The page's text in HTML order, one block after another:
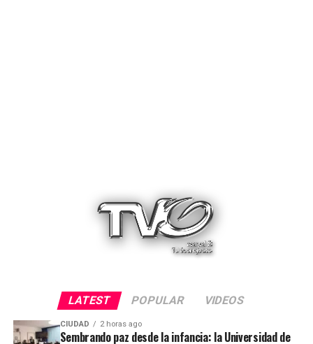
LATEST POPULAR VIDEOS
CIUDAD 2 horas ago
Sembrando paz desde la infancia: la Universidad de